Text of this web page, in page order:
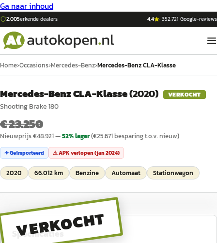
Ga naar inhoud
2.005erkende dealers 4,4 ·352.721 Google-reviews
Home›Occasions›Mercedes-Benz›Mercedes-Benz CLA-Klasse
Mercedes-Benz CLA-Klasse(2020) VERKOCHT
Shooting Brake 180
€ 23.250
Nieuwprijs€48.921—52% lager(€25.671besparing t.o.v. nieuw)
✈ Geïmporteerd ⚠ APK verlopen (jan 2024)
2020 66.012 km Benzine Automaat Stationwagon
VERKOCHT
Specificaties